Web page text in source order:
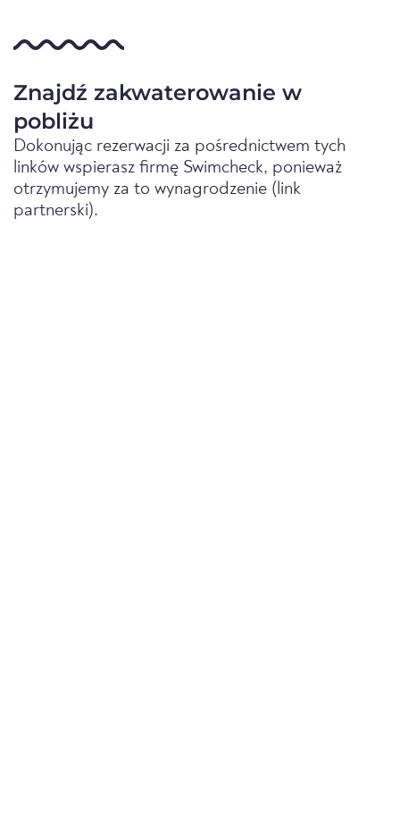
Znajdź zakwaterowanie w
pobliżu
Dokonując rezerwacji za pośrednictwem tych
linków wspierasz firmę Swimcheck, ponieważ
otrzymujemy za to wynagrodzenie (link
partnerski).